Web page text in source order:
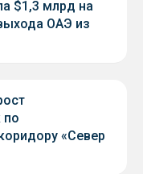
$1,3 млрд на
ОАЭ из
по
«Север